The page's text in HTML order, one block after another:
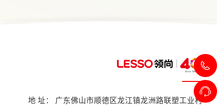
地 址： 广东佛山市顺德区龙江镇龙洲路联塑工业村